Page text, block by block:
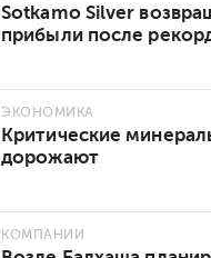
Sotkamo Silver
прибыли после
ЭКОНОМИКА
Критические
дорожают
КОМПАНИИ